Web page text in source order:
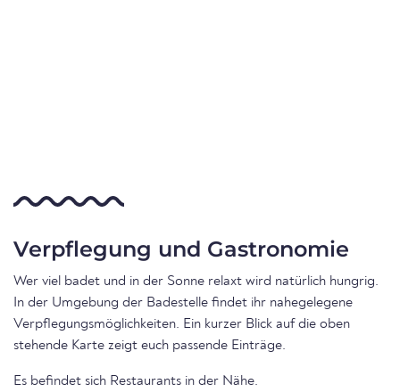
Verpflegung und Gastronomie
Wer viel badet und in der Sonne relaxt wird natürlich hungrig.
In der Umgebung der Badestelle findet ihr nahegelegene
Verpflegungsmöglichkeiten. Ein kurzer Blick auf die oben
stehende Karte zeigt euch passende Einträge.
Es befindet sich Restaurants in der Nähe.